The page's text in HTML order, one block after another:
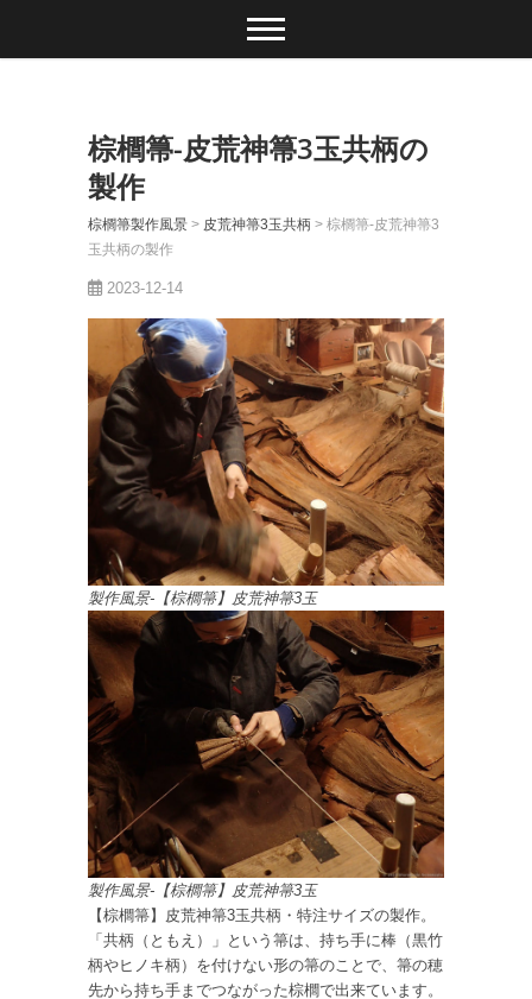
棕櫚箒-皮荒神箒3玉共柄の
製作
棕櫚箒製作風景 > 皮荒神箒3玉共柄 > 棕櫚箒-皮荒神箒3
玉共柄の製作
2023-12-14
製作風景-【棕櫚箒】皮荒神箒3玉
製作風景-【棕櫚箒】皮荒神箒3玉
【棕櫚箒】皮荒神箒3玉共柄・特注サイズの製作。
「共柄（ともえ）」という箒は、持ち手に棒（黒竹
柄やヒノキ柄）を付けない形の箒のことで、箒の穂
先から持ち手までつながった棕櫚で出来ています。